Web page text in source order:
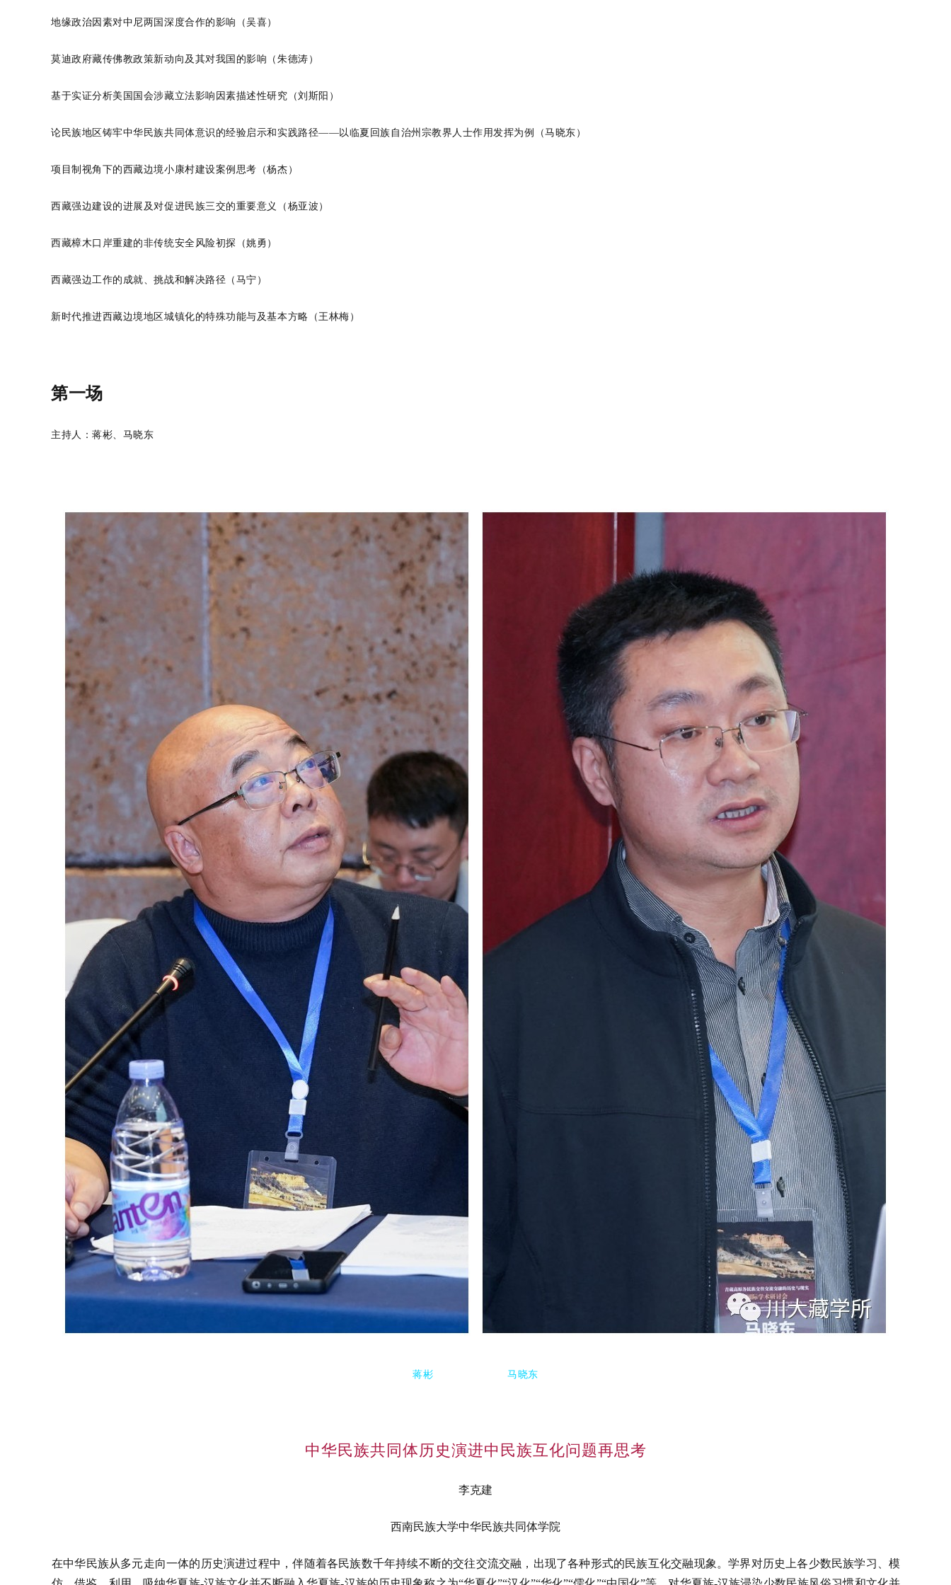
地缘政治因素对中尼两国深度合作的影响 （吴喜）
莫迪政府藏传佛教政策新动向及其对我国的影响（朱德涛）
基于实证分析美国国会涉藏立法影响因素描述性研究（刘斯阳）
论民族地区铸牢中华民族共同体意识的经验启示和实践路径——以临夏回族自治州宗教界人士作用发挥为例 （马晓东 ）
项目制视角下的西藏边境小康村建设案例思考 （杨杰 ）
西藏强边建设的进展及对促进民族三交的重要意义 （ 杨亚波 ）
西藏樟木口岸重建的非传统安全风险初探 （姚勇 ）
西藏强边工作的成就、挑战和解决路径（马宁）
新时代推进西藏边境地区城镇化的特殊功能与及基本方略（王林梅）
第一场
主持人：蒋彬、马晓东
蒋彬 马晓东
中华民族共同体历史演进中民族互化问题再思考
李克建
西南民族大学中华民族共同体学院
在中华民族从多元走向一体的历史演进过程中，伴随着各民族数千年持续不断的交往交流交融，出现了各种形式的民族互化交融现象。学界对历史上各少数民族学习、模